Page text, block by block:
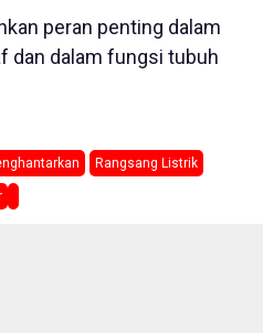
peran penting dalam
dan dalam fungsi tubuh
Rangsang Listrik